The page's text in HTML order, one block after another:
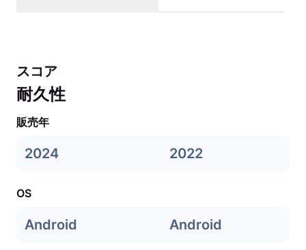
スコア
耐久性
販売年
2024 2022
OS
Android Android